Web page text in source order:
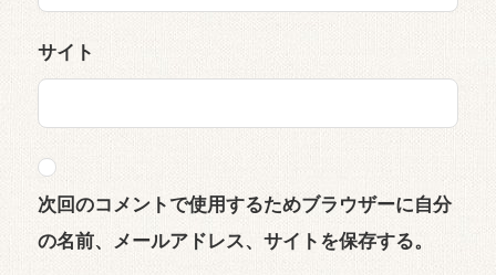
サイト
次回のコメントで使用するためブラウザーに自分
の名前、メールアドレス、サイトを保存する。